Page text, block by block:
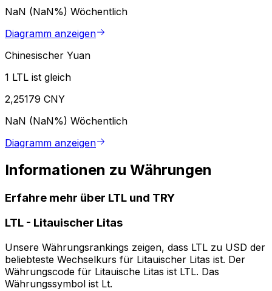
NaN (NaN%) Wöchentlich
Diagramm anzeigen
Chinesischer Yuan
1 LTL ist gleich
2,25179 CNY
NaN (NaN%) Wöchentlich
Diagramm anzeigen
Informationen zu Währungen
Erfahre mehr über LTL und TRY
LTL - Litauischer Litas
Unsere Währungsrankings zeigen, dass LTL zu USD der
beliebteste Wechselkurs für Litauischer Litas ist. Der
Währungscode für Litauische Litas ist LTL. Das
Währungssymbol ist Lt.